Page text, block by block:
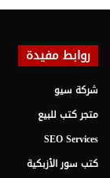
روابط مفيدة
شركة سيو
متجر كتب للبيع
SEO Services
كتب سور الأزبكية